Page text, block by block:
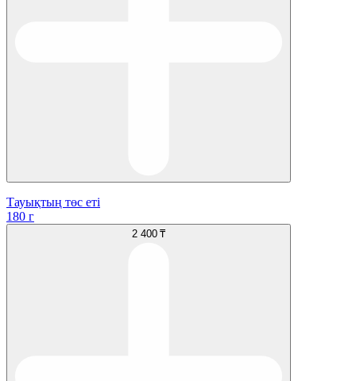
Тауықтың төс еті
180 г
2 400 ₸